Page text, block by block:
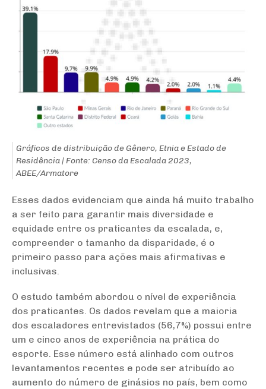
Gráficos de distribuição de Gênero, Etnia e Estado de
Residência | Fonte: Censo da Escalada 2023,
ABEE/Armatore
Esses dados evidenciam que ainda há muito trabalho
a ser feito para garantir mais diversidade e
equidade entre os praticantes da escalada, e,
compreender o tamanho da disparidade, é o
primeiro passo para ações mais afirmativas e
inclusivas.
O estudo também abordou o nível de experiência
dos praticantes. Os dados revelam que a maioria
dos escaladores entrevistados (56,7%) possui entre
um e cinco anos de experiência na prática do
esporte. Esse número está alinhado com outros
levantamentos recentes e pode ser atribuído ao
aumento do número de ginásios no país, bem como